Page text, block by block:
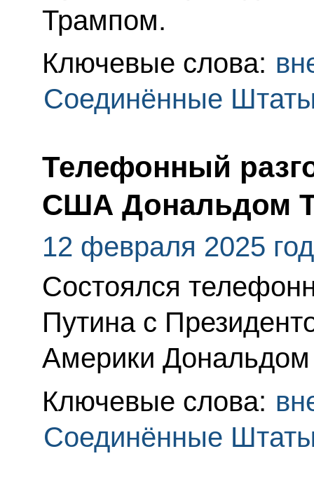
Трампом.
Ключевые слова:
Соединённые
Телефонный
США Дональдом
12 февраля 2025
Состоялся
Путина с
Америки
Ключевые слова:
Соединённые